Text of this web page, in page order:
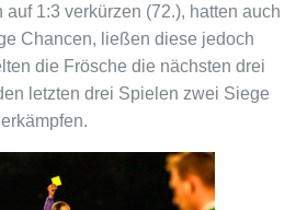
1:3 verkürzen (72.), hatten auch
Chancen, ließen diese jedoch
die Frösche die nächsten drei
letzten drei Spielen zwei Siege